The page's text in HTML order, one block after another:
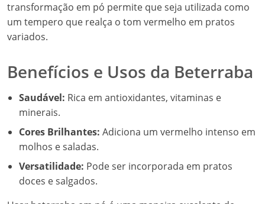
transformação em pó permite que seja utilizada como
um tempero que realça o tom vermelho em pratos
variados.
Benefícios e Usos da Beterraba
Saudável: Rica em antioxidantes, vitaminas e
minerais.
Cores Brilhantes: Adiciona um vermelho intenso em
molhos e saladas.
Versatilidade: Pode ser incorporada em pratos
doces e salgados.